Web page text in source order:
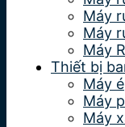
Máy
Máy
Máy
Thiết bị
Máy
Máy
Máy